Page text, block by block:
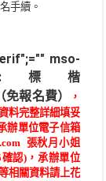
手續。
mso-
標楷
報名費）
，
料完整詳細填妥
辦單位電子信箱
張秋月小姐
確認)，承辦單位
相關資料請上花